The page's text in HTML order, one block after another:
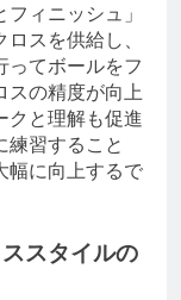
ィニッシュ」
スを供給し、
ってボールをフ
スの精度が向上
クと理解も促進
練習すること
幅に向上するで
スタイルの